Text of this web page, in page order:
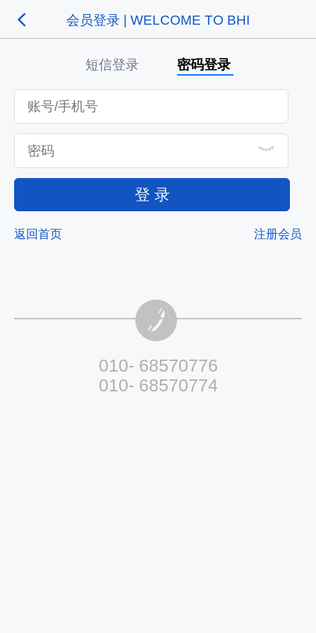
会员登录 | WELCOME TO BHI
短信登录 密码登录
登 录
返回首页 注册会员
010- 68570776
010- 68570774